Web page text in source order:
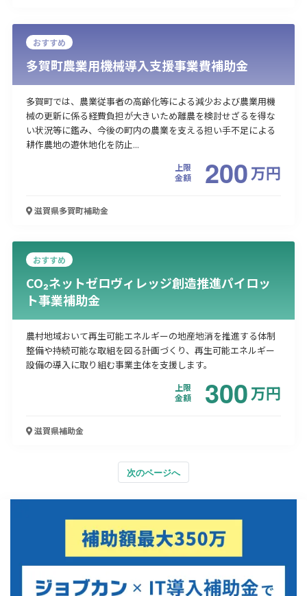
おすすめ
多賀町農業用機械導入支援事業費補助金
多賀町では、農業従事者の高齢化等による減少および農業用機
械の更新に係る経費負担が大きいため離農を検討せざるを得な
い状況等に鑑み、今後の町内の農業を支える担い手不足による
耕作農地の遊休地化を防止...
上限
金額
200万円
滋賀県多賀町補助金
おすすめ
CO₂ネットゼロヴィレッジ創造推進パイロッ
ト事業補助金
農村地域おいて再生可能エネルギーの地産地消を推進する体制
整備や持続可能な取組を図る計画づくり、再生可能エネルギー
設備の導入に取り組む事業主体を支援します。
上限
金額
300万円
滋賀県補助金
次のページへ